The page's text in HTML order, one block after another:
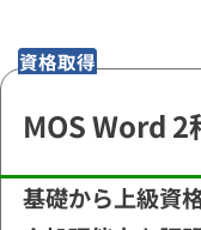
資格取得
MOS Word
基礎から上級資